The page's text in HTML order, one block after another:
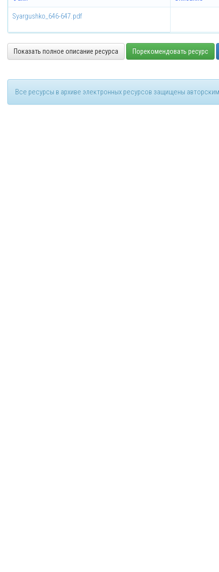
Syargushko_646-647.pdf
Показать полное описание ресурса Порекомендовать ресурс
Все ресурсы в архиве электронных ресурсов защищены